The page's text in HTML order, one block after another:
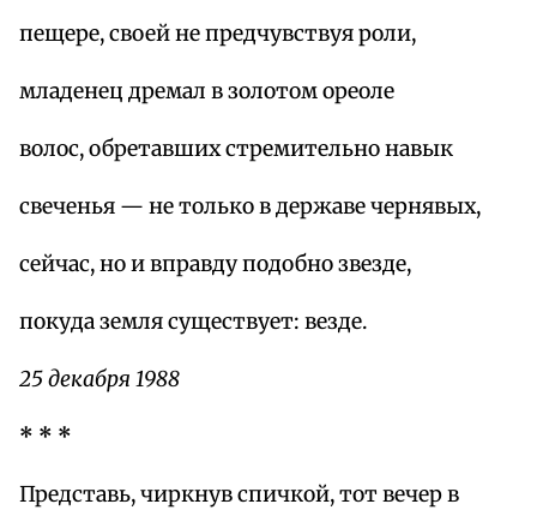
пещере, своей не предчувствуя роли,
младенец дремал в золотом ореоле
волос, обретавших стремительно навык
свеченья — не только в державе чернявых,
сейчас, но и вправду подобно звезде,
покуда земля существует: везде.
25 декабря 1988
* * *
Представь, чиркнув спичкой, тот вечер в